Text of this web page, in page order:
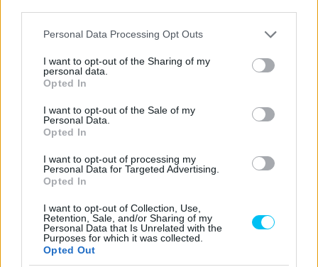
Please note that this website/app uses one or more Google
not limited to your visit or usage behaviour. You may click to
grant or deny consent to Google and its third-party tags to
use your data for below specified purposes in below Google
consent section.
Personal Data Processing Opt Outs
I want to opt-out of the Sharing of my
personal data.
Opted In
I want to opt-out of the Sale of my
Personal Data.
Opted In
I want to opt-out of processing my
Personal Data for Targeted Advertising.
Opted In
I want to opt-out of Collection, Use,
Retention, Sale, and/or Sharing of my
Personal Data that Is Unrelated with the
Purposes for which it was collected.
Opted Out
Marc Márquez Német Nagydíj
Martín nem bírta a nyomást,
és kirekesztettnek érzi
Razgatlıoğlu büszke a
csapattársa is tönkretette